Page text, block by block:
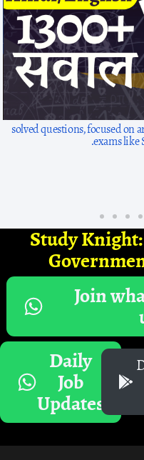
1300+ solved questions,
exams like
Study
Join
Daily
Job
Updates